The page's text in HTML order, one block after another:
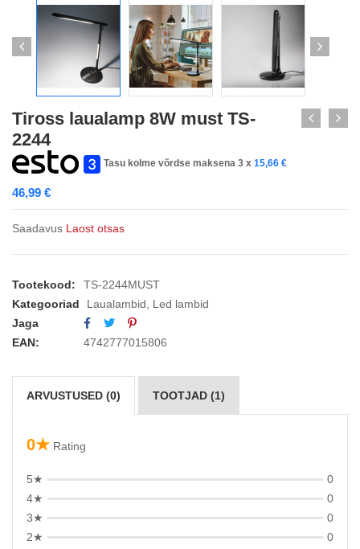
Tiross laualamp 8W must TS-
2244
Tasu kolme võrdse maksena 3 x 15,66 €
46,99 €
Saadavus Laost otsas
Tootekood:
TS-2244MUST
Kategooriad
Laualambid
Led lambid
Jaga
EAN:
4742777015806
ARVUSTUSED (0) TOOTJAD (1)
0★ Rating
5★
0
4★
0
3★
0
2★
0